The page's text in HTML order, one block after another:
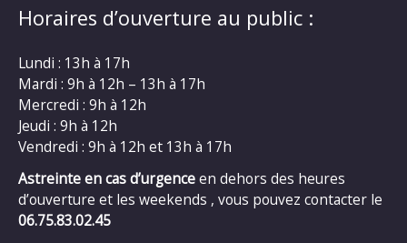
Horaires d’ouverture au public :
Lundi : 13h à 17h
Mardi : 9h à 12h – 13h à 17h
Mercredi : 9h à 12h
Jeudi : 9h à 12h
Vendredi : 9h à 12h et 13h à 17h
Astreinte en cas d’urgenceen dehors des heures
d’ouverture et les weekends , vous pouvez contacter le
06.75.83.02.45